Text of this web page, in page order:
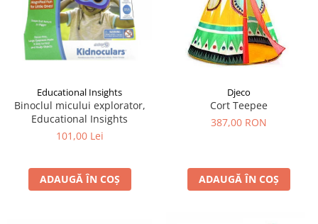
Educational Insights
Binoclul micului explorator,
Educational Insights
101,00 Lei
ADAUGĂ ÎN COȘ
Djeco
Cort Teepee
387,00 RON
ADAUGĂ ÎN COȘ